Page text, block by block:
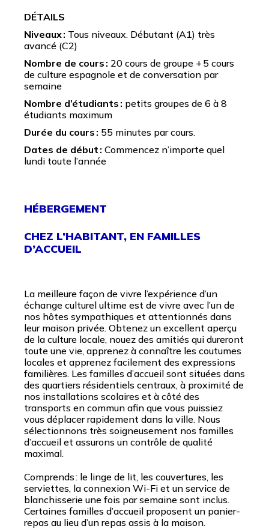
DÉTAILS
Niveaux : Tous niveaux. Débutant (A1) très
avancé (C2)
Nombre de cours : 20 cours de groupe + 5 cours
de culture espagnole et de conversation par
semaine
Nombre d’étudiants : petits groupes de 6 à 8
étudiants maximum
Durée du cours : 55 minutes par cours.
Dates de début : Commencez n’importe quel
lundi toute l’année
HÉBERGEMENT
CHEZ L’HABITANT, EN FAMILLES
D’ACCUEIL
La meilleure façon de vivre l’expérience d’un
échange culturel ultime est de vivre avec l’un de
nos hôtes sympathiques et attentionnés dans
leur maison privée. Obtenez un excellent aperçu
de la culture locale, nouez des amitiés qui dureront
toute une vie, apprenez à connaître les coutumes
locales et apprenez facilement des expressions
familières. Les familles d’accueil sont situées dans
des quartiers résidentiels centraux, à proximité de
nos installations scolaires et à côté des
transports en commun afin que vous puissiez
vous déplacer rapidement dans la ville. Nous
sélectionnons très soigneusement nos familles
d’accueil et assurons un contrôle de qualité
maximal.
Comprends : le linge de lit, les couvertures, les
serviettes, la connexion Wi-Fi et un service de
blanchisserie une fois par semaine sont inclus.
Certaines familles d’accueil proposent un panier-
repas au lieu d’un repas assis à la maison.